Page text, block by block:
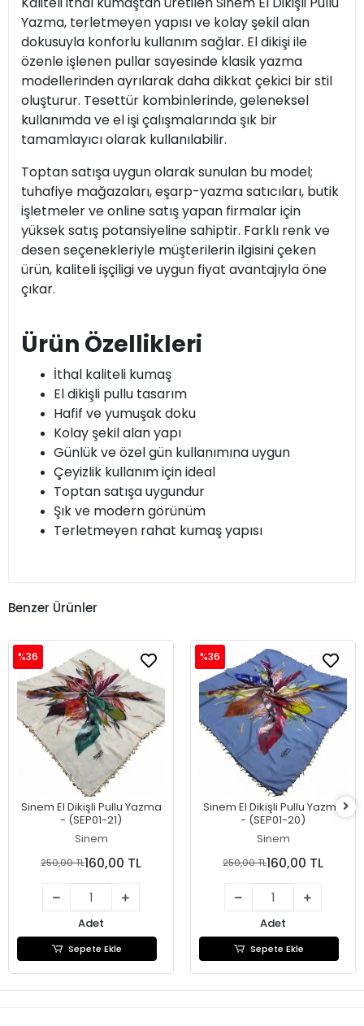
Yazma, terletmeyen yapısı ve kolay şekil alan
dokusuyla konforlu kullanım sağlar. El dikişi ile
özenle işlenen pullar sayesinde klasik yazma
modellerinden ayrılarak daha dikkat çekici bir stil
oluşturur. Tesettür kombinlerinde, geleneksel
kullanımda ve el işi çalışmalarında şık bir
tamamlayıcı olarak kullanılabilir.
Toptan satışa uygun olarak sunulan bu model;
tuhafiye mağazaları, eşarp-yazma satıcıları, butik
işletmeler ve online satış yapan firmalar için
yüksek satış potansiyeline sahiptir. Farklı renk ve
desen seçenekleriyle müşterilerin ilgisini çeken
ürün, kaliteli işçiligi ve uygun fiyat avantajıyla öne
çıkar.
Ürün Özellikleri
İthal kaliteli kumaş
El dikişli pullu tasarım
Hafif ve yumuşak doku
Kolay şekil alan yapı
Günlük ve özel gün kullanımına uygun
Çeyizlik kullanım için ideal
Toptan satışa uygundur
Şık ve modern görünüm
Terletmeyen rahat kumaş yapısı
Benzer Ürünler
Sinem El Dikişli Pullu Yazma
- (SEP01-21)
Sinem
%36
250,00 TL160,00 TL
Adet
Sepete Ekle
Sinem El Dikişli Pullu Yazma
- (SEP01-20)
Sinem
%36
250,00 TL160,00 TL
Adet
Sepete Ekle